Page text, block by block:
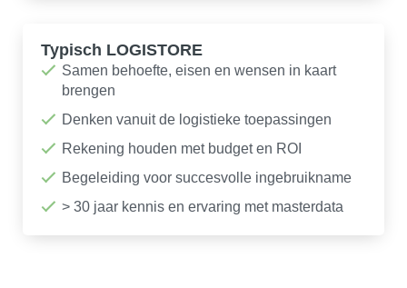
Typisch LOGISTORE
Samen behoefte, eisen en wensen in kaart
brengen
Denken vanuit de logistieke toepassingen
Rekening houden met budget en ROI
Begeleiding voor succesvolle ingebruikname
> 30 jaar kennis en ervaring met masterdata